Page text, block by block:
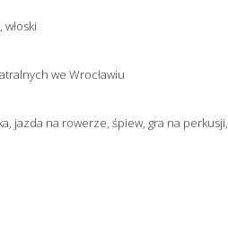
we Wrocławiu
jazda na rowerze, śpiew, gra na perkusji,